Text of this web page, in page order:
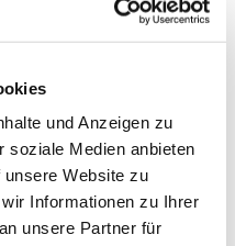
und Anzeigen zu
soziale Medien anbieten
Website zu
Informationen zu Ihrer
unsere Partner für